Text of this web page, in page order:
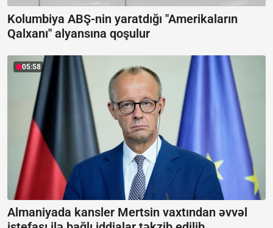
Kolumbiya ABŞ-nin yaratdığı "Amerikaların
Qalxanı" alyansına qoşulur
05:58
Almaniyada kansler Mertsin vaxtından əvvəl